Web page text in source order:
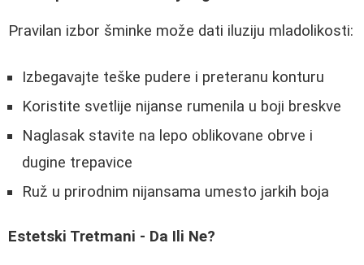
Pravilan izbor šminke može dati iluziju mladolikosti:
Izbegavajte teške pudere i preteranu konturu
Koristite svetlije nijanse rumenila u boji breskve
Naglasak stavite na lepo oblikovane obrve i
dugine trepavice
Ruž u prirodnim nijansama umesto jarkih boja
Estetski Tretmani - Da Ili Ne?